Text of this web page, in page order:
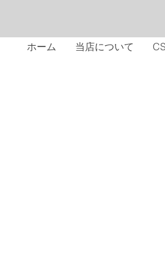
ホーム 当店について